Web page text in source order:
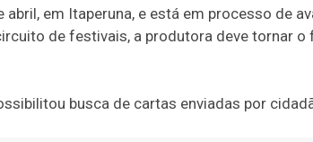
em Itaperuna, e está em processo de
de festivais, a produtora deve tornar o